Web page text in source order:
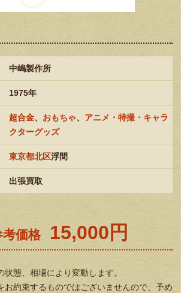
中嶋製作所
1975年
超合金、 おもちゃ、 アニメ・特撮・キャラ
クターグッズ
東京都北区浮間
出張買取
考価格 15,000円
態、相場により変動します。
お約束するものではございませんので、予め